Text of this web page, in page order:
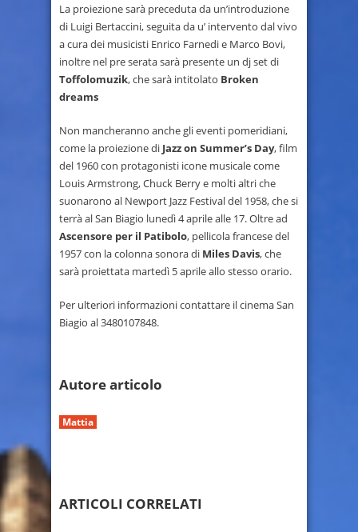
La proiezione sarà preceduta da un’introduzione
di Luigi Bertaccini, seguita da u’ intervento dal vivo
a cura dei musicisti Enrico Farnedi e Marco Bovi,
inoltre nel pre serata sarà presente un dj set di
Toffolomuzik, che sarà intitolato Broken
dreams
Non mancheranno anche gli eventi pomeridiani,
come la proiezione di Jazz on Summer’s Day, film
del 1960 con protagonisti icone musicale come
Louis Armstrong, Chuck Berry e molti altri che
suonarono al Newport Jazz Festival del 1958, che si
terrà al San Biagio lunedì 4 aprile alle 17. Oltre ad
Ascensore per il Patibolo, pellicola francese del
1957 con la colonna sonora di Miles Davis, che
sarà proiettata martedì 5 aprile allo stesso orario.
Per ulteriori informazioni contattare il cinema San
Biagio al 3480107848.
Autore articolo
Mattia
ARTICOLI CORRELATI